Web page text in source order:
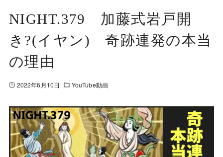
NIGHT.379 加藤式岩戸開
き?(イヤン) 奇跡連発の本当
の理由
2022年6月10日 YouTube動画